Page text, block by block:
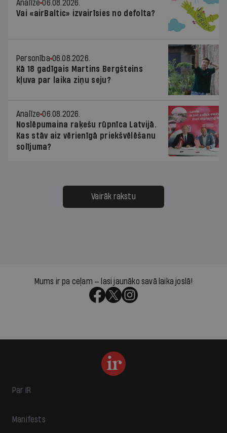
Analīze 06.08.2026.
Vai «airBaltic» izvairīsies no defolta?
Personība 06.08.2026.
Kā 18 gadīgais Martins Bergšteins
kļuva par laika ziņu seju?
Analīze 06.08.2026.
Noslēpumaina raķešu rūpnīca Latvijā.
Kas stāv aiz vērienīgā priekšvēlēšanu
solījuma?
Vairāk rakstu
Mums ir pa ceļam — lasi jaunāko savā laika joslā!
Par IR
Manifests